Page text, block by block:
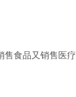
售食品又销售医疗